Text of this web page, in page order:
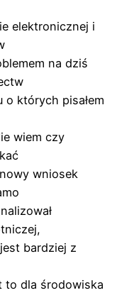
elektronicznej i
na dziś
których pisałem
wiem czy
wniosek
bardziej z
to dla środowiska